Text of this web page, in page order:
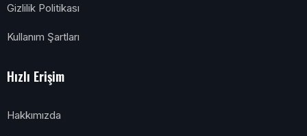
Gizlilik Politikası
Kullanım Şartları
Hızlı Erişim
Hakkımızda